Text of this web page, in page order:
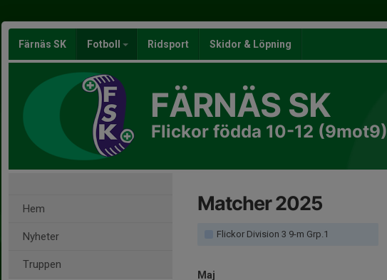
Färnäs SK Fotboll Ridsport Skidor & Löpning
FÄRNÄS SK
Flickor födda 10-12 (9mot9)
Hem
Nyheter
Truppen
Matcher 2025
Flickor Division 3 9-m Grp.1
Maj